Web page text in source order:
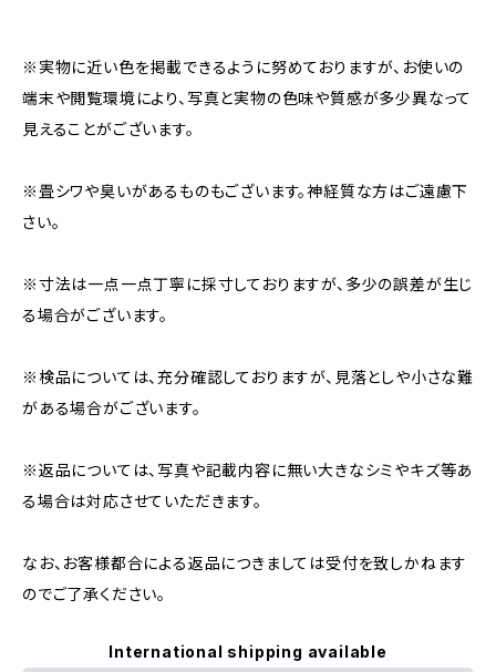
※実物に近い色を掲載できるように努めておりますが、お使いの
端末や閲覧環境により、写真と実物の色味や質感が多少異なって
見えることがございます。
※畳シワや臭いがあるものもございます。神経質な方はご遠慮下
さい。
※寸法は一点一点丁寧に採寸しておりますが、多少の誤差が生じ
る場合がございます。
※検品については、充分確認しておりますが、見落としや小さな難
がある場合がございます。
※返品については、写真や記載内容に無い大きなシミやキズ等あ
る場合は対応させていただきます。
なお、お客様都合による返品につきましては受付を致しかねます
のでご了承ください。
International shipping available